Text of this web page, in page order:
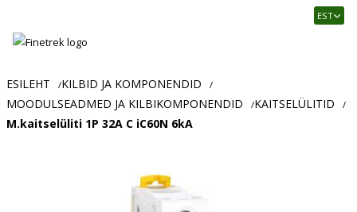
Usaldusväärne
ja
tööstusautomaatika
pood
EST
ESILEHT /KILBID JA KOMPONENDID /
MOODULSEADMED JA KILBIKOMPONENDID /KAITSELÜLITID /
M.kaitselüliti 1P 32A C iC60N 6kA